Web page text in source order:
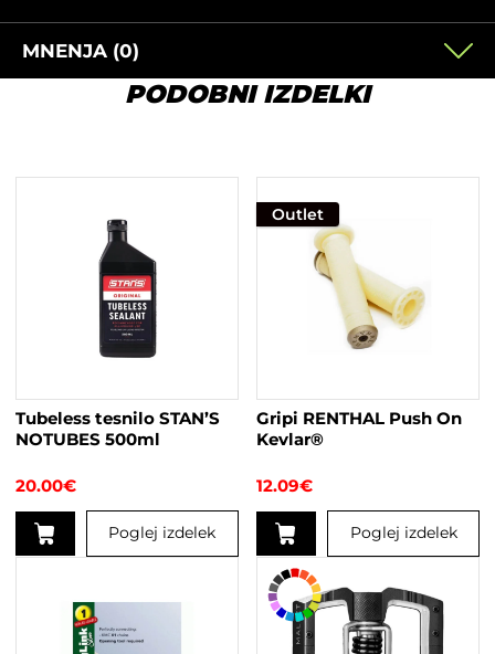
MNENJA (0)
PODOBNI IZDELKI
Tubeless tesnilo STAN’S
NOTUBES 500ml
20.00€
Poglej izdelek
Outlet
Gripi RENTHAL Push On
Kevlar®
12.09€
Poglej izdelek